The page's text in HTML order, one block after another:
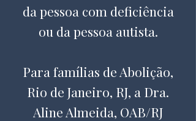
da pessoa com deficiência
ou da pessoa autista.
Para famílias de Abolição,
Rio de Janeiro, RJ, a Dra.
Aline Almeida, OAB/RJ